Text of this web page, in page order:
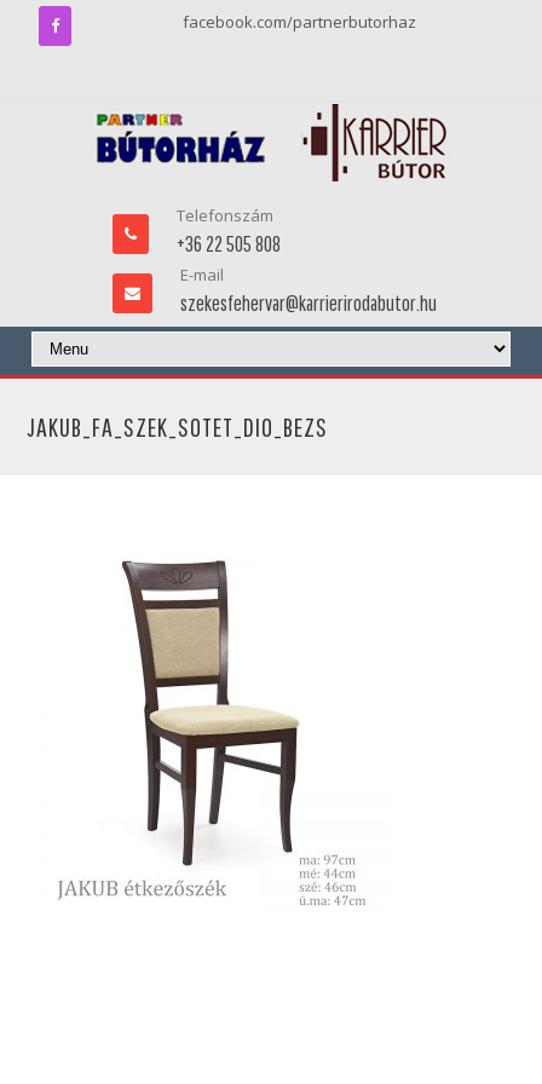
facebook.com/partnerbutorhaz
Telefonszám
+36 22 505 808
E-mail
szekesfehervar@karrierirodabutor.hu
JAKUB_FA_SZEK_SOTET_DIO_BEZS